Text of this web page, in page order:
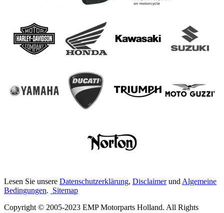
Lesen Sie unsere Datenschutzerklärung, Disclaimerund Algemeine
Bedingungen. Sitemap
Copyright © 2005-2023 EMP Motorparts Holland. All Rights